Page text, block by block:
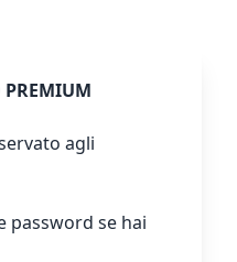
PREMIUM
agli
password se hai